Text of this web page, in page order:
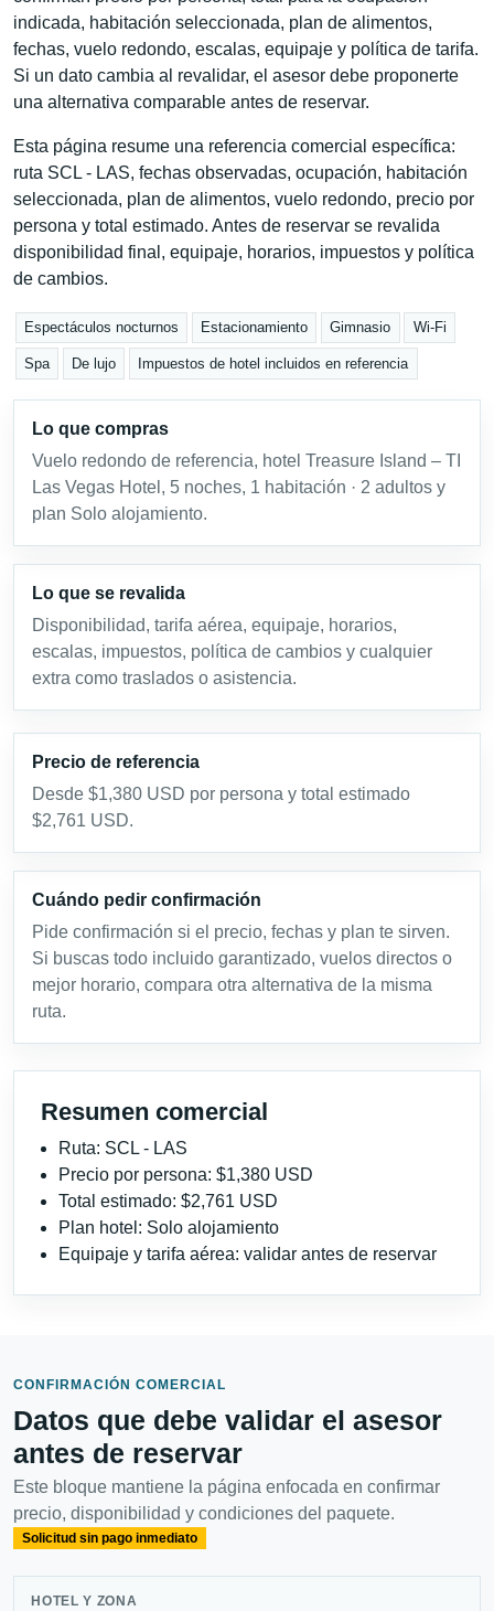
indicada, habitación seleccionada, plan de alimentos,
fechas, vuelo redondo, escalas, equipaje y política de tarifa.
Si un dato cambia al revalidar, el asesor debe proponerte
una alternativa comparable antes de reservar.
Esta página resume una referencia comercial específica:
ruta SCL - LAS, fechas observadas, ocupación, habitación
seleccionada, plan de alimentos, vuelo redondo, precio por
persona y total estimado. Antes de reservar se revalida
disponibilidad final, equipaje, horarios, impuestos y política
de cambios.
Espectáculos nocturnos Estacionamiento Gimnasio Wi-Fi
Spa De lujo Impuestos de hotel incluidos en referencia
Lo que compras
Vuelo redondo de referencia, hotel Treasure Island – TI
Las Vegas Hotel, 5 noches, 1 habitación · 2 adultos y
plan Solo alojamiento.
Lo que se revalida
Disponibilidad, tarifa aérea, equipaje, horarios,
escalas, impuestos, política de cambios y cualquier
extra como traslados o asistencia.
Precio de referencia
Desde $1,380 USD por persona y total estimado
$2,761 USD.
Cuándo pedir confirmación
Pide confirmación si el precio, fechas y plan te sirven.
Si buscas todo incluido garantizado, vuelos directos o
mejor horario, compara otra alternativa de la misma
ruta.
Resumen comercial
Ruta: SCL - LAS
Precio por persona: $1,380 USD
Total estimado: $2,761 USD
Plan hotel: Solo alojamiento
Equipaje y tarifa aérea: validar antes de reservar
CONFIRMACIÓN COMERCIAL
Datos que debe validar el asesor
antes de reservar
Este bloque mantiene la página enfocada en confirmar
precio, disponibilidad y condiciones del paquete.
Solicitud sin pago inmediato
HOTEL Y ZONA